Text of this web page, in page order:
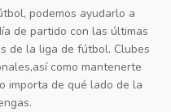
podemos ayudarlo a
de partido con las últimas
de la liga de fútbol. Clubes
como mantenerte
importa de qué lado de la